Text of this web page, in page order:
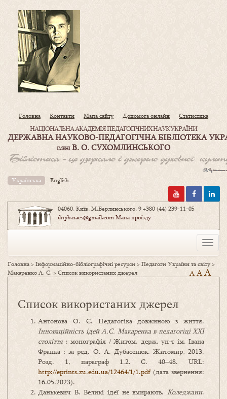
Головна Контакти Мапа сайту Допомога онлайн Статистика
НАЦІОНАЛЬНА АКАДЕМІЯ ПЕДАГОГІЧНИХ НАУК УКРАЇНИ
ДЕРЖАВНА НАУКОВО-ПЕДАГОГІЧНА БІБЛІОТЕКА
ІМЕНІВ. О. СУХОМЛИНСЬКОГО
Українська English
04060, Київ, М.Берлинського, 9+380 (44) 239-11-05
dnpb.naes@gmail.comМапа проїзду
Toggle
Головна >Інформаційно-бібліографічні ресурси >Педагоги України та світу>
Макаренко А. С. >Список використаних джерел A AA
Список використаних джерел
Антонова О. Є. Педагогіка довжиною з життя.
Інноваційність ідей А.С. Макаренка в педагогіці ХХІ
століття: монографія / Житом. держ. ун-т ім. Івана
Франка ; за ред. О. А. Дубасенюк. Житомир, 2013.
Розд. 1, параграф 1.2. С. 40–48. URL:
http://eprints.zu.edu.ua/12464/1/1.pdf(дата звернення:
16.05.2023).
Данькевич В. Великі ідеї не вмирають. Коледжани.